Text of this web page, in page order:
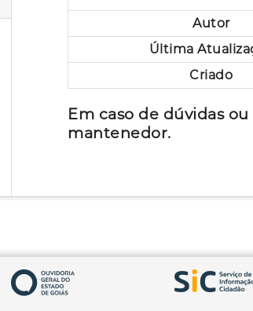
Autor
Última
Criado
Em caso de dúvidas
mantenedor.